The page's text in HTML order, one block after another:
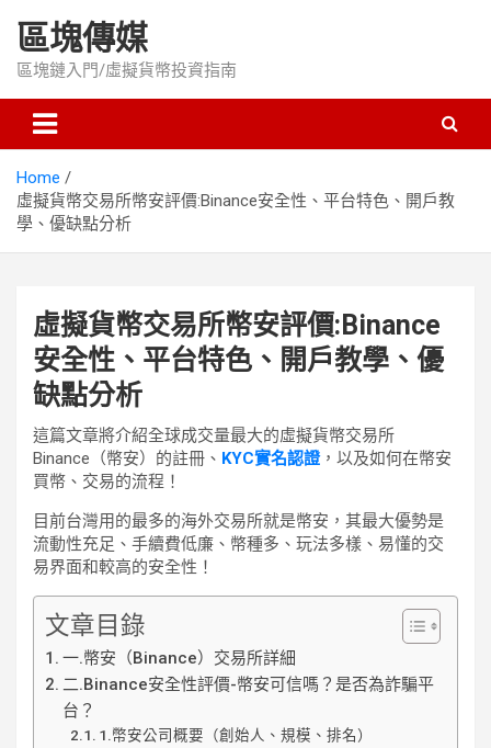
content
區塊傳媒
區塊鏈入門/虛擬貨幣投資指南
Home
虛擬貨幣交易所幣安評價:Binance安全性、平台特色、開戶教
學、優缺點分析
虛擬貨幣交易所幣安評價:Binance
安全性、平台特色、開戶教學、優
缺點分析
這篇文章將介紹全球成交量最大的虛擬貨幣交易所
Binance（幣安）的註冊、 KYC實名認證，以及如何在幣安
買幣、交易的流程！
目前台灣用的最多的海外交易所就是幣安，其最大優勢是
流動性充足、手續費低廉、幣種多、玩法多樣、易懂的交
易界面和較高的安全性！
文章目錄
一.幣安（Binance）交易所詳細
二.Binance安全性評價-幣安可信嗎？是否為詐騙平
台？
1.幣安公司概要（創始人、規模、排名）